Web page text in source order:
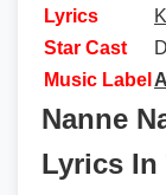
Lyrics
Star Cast
Music Label
Nanne
Lyrics In